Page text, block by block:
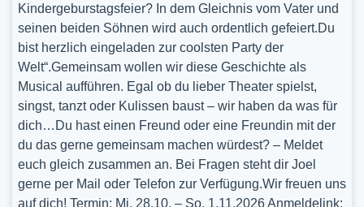
Kindergeburstagsfeier? In dem Gleichnis vom Vater und
seinen beiden Söhnen wird auch ordentlich gefeiert.Du
bist herzlich eingeladen zur coolsten Party der
Welt“.Gemeinsam wollen wir diese Geschichte als
Musical aufführen. Egal ob du lieber Theater spielst,
singst, tanzt oder Kulissen baust – wir haben da was für
dich…Du hast einen Freund oder eine Freundin mit der
du das gerne gemeinsam machen würdest? – Meldet
euch gleich zusammen an. Bei Fragen steht dir Joel
gerne per Mail oder Telefon zur Verfügung.Wir freuen uns
auf dich! Termin: Mi, 28.10. – So, 1.11.2026 Anmeldelink: